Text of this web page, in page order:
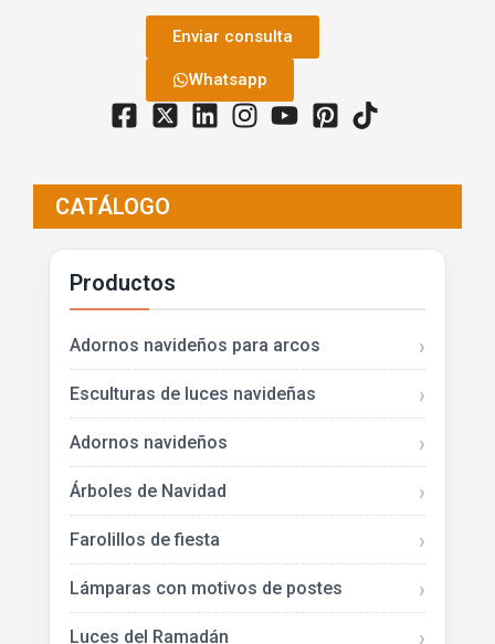
Enviar consulta
Whatsapp
CATÁLOGO
Productos
Adornos navideños para arcos
Esculturas de luces navideñas
Adornos navideños
Árboles de Navidad
Farolillos de fiesta
Lámparas con motivos de postes
Luces del Ramadán